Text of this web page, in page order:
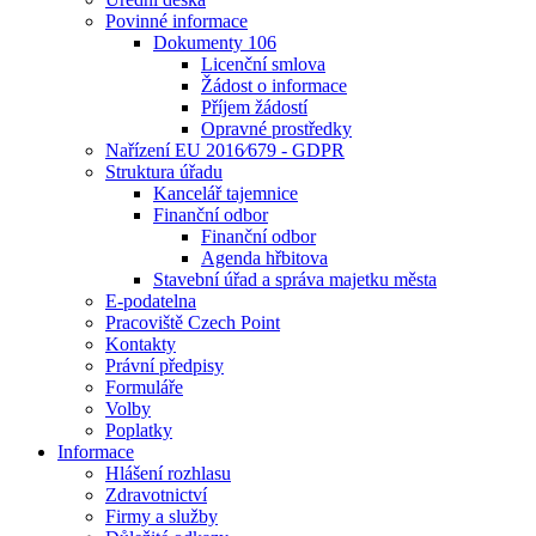
Povinné informace
Dokumenty 106
Licenční smlova
Žádost o informace
Příjem žádostí
Opravné prostředky
Nařízení EU 2016⁄679 - GDPR
Struktura úřadu
Kancelář tajemnice
Finanční odbor
Finanční odbor
Agenda hřbitova
Stavební úřad a správa majetku města
E-podatelna
Pracoviště Czech Point
Kontakty
Právní předpisy
Formuláře
Volby
Poplatky
Informace
Hlášení rozhlasu
Zdravotnictví
Firmy a služby